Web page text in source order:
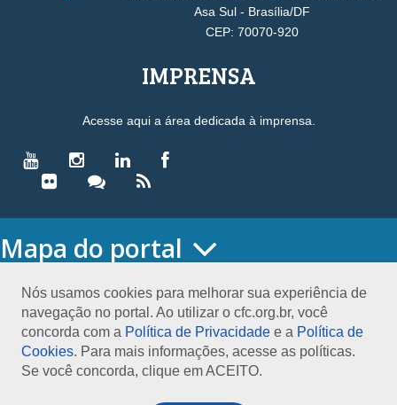
Nós usamos cookies para melhorar sua experiência de
navegação no portal. Ao utilizar o cfc.org.br, você
concorda com a Política de Privacidade e a Política de
Cookies. Para mais informações, acesse as políticas.
Se você concorda, clique em ACEITO.
Asa Sul - Brasília/DF
CEP: 70070-920
IMPRENSA
Acesse aqui a área dedicada à imprensa.
Mapa do portal
O CONSELHO
Conselho Diretor
Nossa Sede
Planejamento
Organograma